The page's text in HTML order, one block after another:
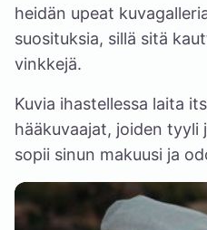
heidän upeat
suosituksia, sillä sitä
vinkkejä.
Kuvia ihastellessa laita
hääkuvaajat, joiden tyyli
sopii sinun makuusi ja